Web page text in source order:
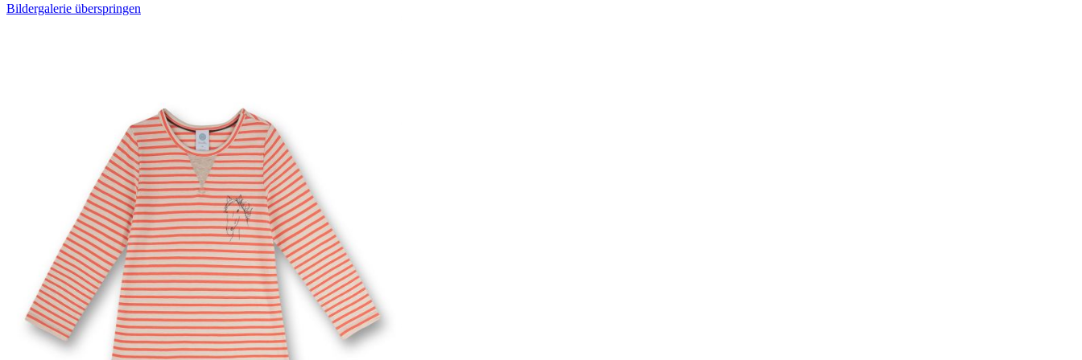
Bildergalerie überspringen